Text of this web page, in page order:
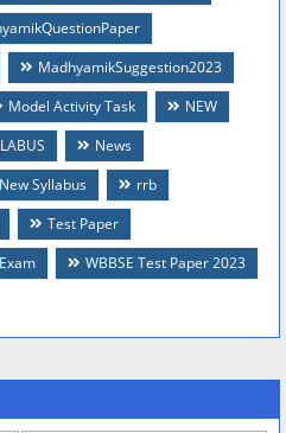
MadhyamikSuggestion2023
Model Activity Task
NEW
News
Syllabus
rrb
Test Paper
WBBSE Test Paper 2023